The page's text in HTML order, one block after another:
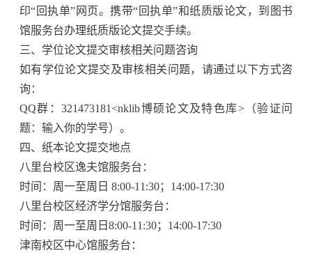
印“回执单”网页。携带“回执单”和纸质版论文，到图书
馆服务台办理纸质版论文提交手续。
三、学位论文提交审核相关问题咨询
如有学位论文提交及审核相关问题，请通过以下方式咨
询：
QQ群：321473181<nklib博硕论文及特色库>（验证问
题：输入你的学号）。
四、纸本论文提交地点
八里台校区逸夫馆服务台：
时间：周一至周日 8:00-11:30； 14:00-17:30
八里台校区经济学分馆服务台：
时间：周一至周日 8:00-11:30； 14:00-17:30
津南校区中心馆服务台：